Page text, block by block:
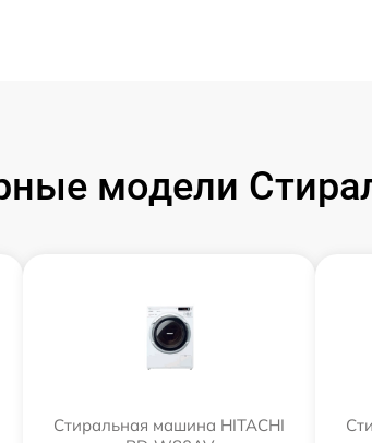
модели
Стиральная машина HITACHI